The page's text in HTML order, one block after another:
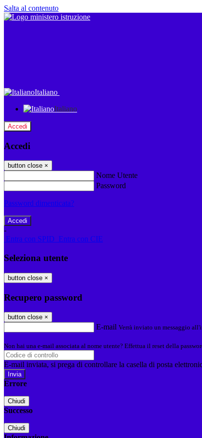
Salta al contenuto
Italiano
Italiano
Accedi
Accedi
button close ×
Nome Utente
Password
Password dimenticata?
-
Entra con SPID Entra con CIE
Seleziona utente
button close ×
Recupero password
button close ×
E-mail Verrà inviato un messaggio
Non hai una e-mail associata al nome utente? Effettua il reset della
E-mail inviata, si prega di controllare la casella di posta
Errore
Chiudi
Successo
Chiudi